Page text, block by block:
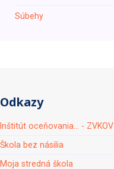
Súbehy
Odkazy
Inštitút oceňovania... - ZVKOV
Škola bez násilia
Moja stredná škola